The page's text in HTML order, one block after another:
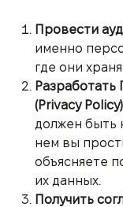
Провести
именно
где они
(Privacy
должен быть
нем вы
объясняете
их данных.
Получить